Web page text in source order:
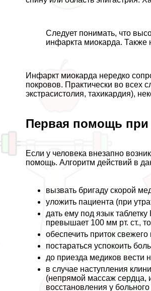
Следует понимать, что
инфаркта миокарда. Также
Инфаркт миокарда нередко
покровов. Пpaктически во всех
экстрасистолия, тахикардия),
Первая помощь при
Если у человека внезапно
помощь. Алгоритм действий в
вызвать бригаду скорой
уложить пациента (при
дать ему под язык
превышает 100 мм рт. ст.,
обеспечить приток свежего
постараться успокоить
до приезда медиков
в случае наступления
(непрямой массаж сердца,
восстановления у